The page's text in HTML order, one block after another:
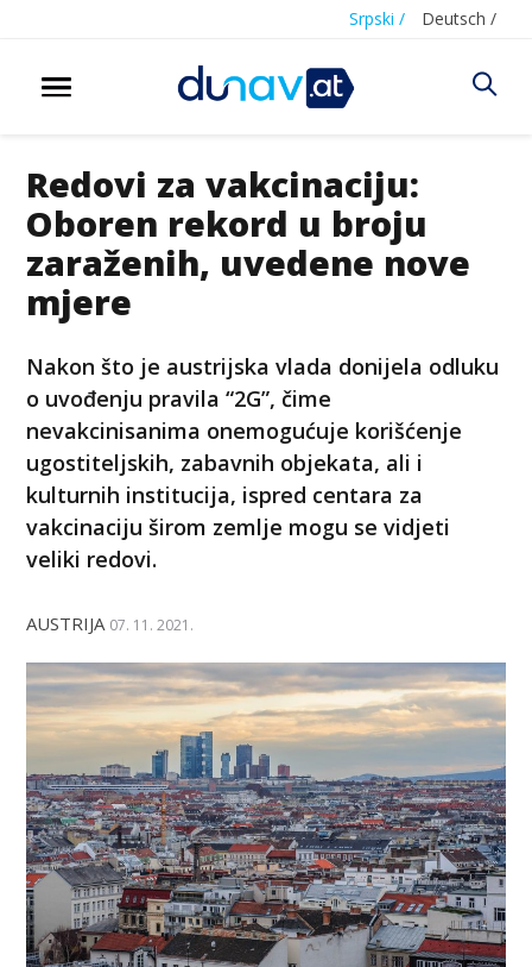
Srpski / Deutsch /
Redovi za vakcinaciju:
Oboren rekord u broju
zaraženih, uvedene nove
mjere
Nakon što je austrijska vlada donijela odluku
o uvođenju pravila “2G”, čime
nevakcinisanima onemogućuje korišćenje
ugostiteljskih, zabavnih objekata, ali i
kulturnih institucija, ispred centara za
vakcinaciju širom zemlje mogu se vidjeti
veliki redovi.
AUSTRIJA 07. 11. 2021.